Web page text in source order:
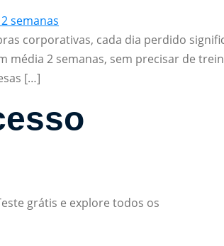
corporativas, cada dia perdido
média 2 semanas, sem precisar de
[…]
grátis e explore todos os